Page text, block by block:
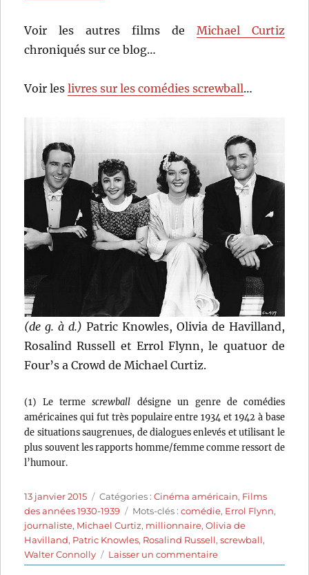
Voir les autres films de Michael Curtiz
chroniqués sur ce blog…
Voir leslivres sur les comédies screwball…
(de g. à d.) Patric Knowles, Olivia de Havilland,
Rosalind Russell et Errol Flynn, le quatuor de
Four’s a Crowd de Michael Curtiz.
(1) Le termescrewball désigne un genre de comédies
américaines qui fut très populaire entre 1934 et 1942 à base
de situations saugrenues, de dialogues enlevés et utilisant le
plus souvent les rapports homme/femme comme ressort de
l’humour.
Publié
le
13 janvier 2015 Catégories
Catégories :Cinéma américain, Films
des années 1930-1939
Étiquettes
Mots-clés :comédie, Errol Flynn,
journaliste, Michael Curtiz, millionnaire,Olivia de
Havilland, Patric Knowles, Rosalind Russell,screwball,
Walter Connolly
Laisser un commentairesur
Quatre